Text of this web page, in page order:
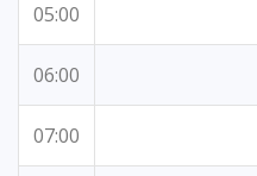
05:00
06:00
07:00